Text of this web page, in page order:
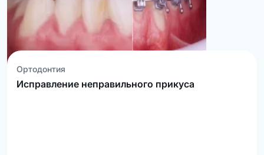
Ортодонтия
Исправление неправильного прикуса